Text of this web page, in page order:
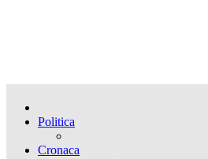
Politica
Cronaca